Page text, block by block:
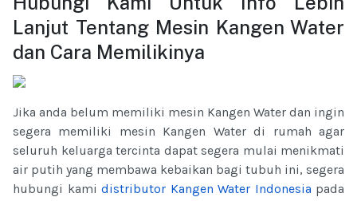
Lanjut Tentang Mesin Kangen Water
dan Cara Memilikinya
Jika anda belum memiliki mesin Kangen Water dan ingin
segera memiliki mesin Kangen Water di rumah agar
seluruh keluarga tercinta dapat segera mulai menikmati
air putih yang membawa kebaikan bagi tubuh ini, segera
hubungi kami distributor Kangen Water Indonesia pada